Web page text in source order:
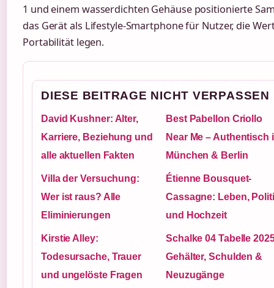
1 und einem wasserdichten Gehäuse positionierte
das Gerät als Lifestyle-Smartphone für Nutzer, die
Portabilität legen.
DIESE BEITRAGE NICHT VERPASSEN
David Kushner: Alter,
Karriere, Beziehung und
alle aktuellen Fakten
Best Pabellon Criollo
Near Me – Authentisch
München & Berlin
Villa der Versuchung:
Wer ist raus? Alle
Eliminierungen
Étienne Bousquet-
Cassagne: Leben,
und Hochzeit
Kirstie Alley:
Todesursache, Trauer
und ungelöste Fragen
Schalke 04 Tabelle
Gehälter, Schulden &
Neuzugänge